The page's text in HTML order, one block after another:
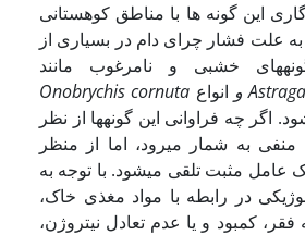
این گونه ها با مناطق کوهستانی
است (10، 11). به علت فشار چرای دام در بسیاری از
خشبی و نامرغوب مانند
Onobrychis cornuta
و انواع
اگر چه فراوانی این گونه­ها از نظر
به شمار می­رود، اما از منظر
مثبت تلقی می­شود. با توجه به
در رابطه با مواد مغذی خاک،
کمبود و یا عدم تعادل نیتروژن،